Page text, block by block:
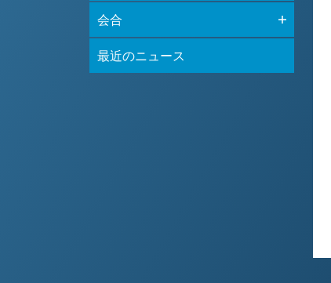
会合
最近のニュース